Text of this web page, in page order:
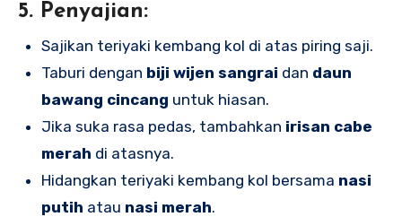
5. Penyajian:
Sajikan teriyaki kembang kol di atas piring saji.
Taburi dengan biji wijen sangrai dan daun
bawang cincang untuk hiasan.
Jika suka rasa pedas, tambahkan irisan cabe
merah di atasnya.
Hidangkan teriyaki kembang kol bersama nasi
putih atau nasi merah.